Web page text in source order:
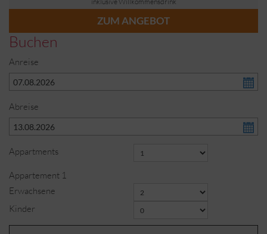
ZUM ANGEBOT
Buchen
Anreise
Abreise
Appartments
Appartement 1
Erwachsene
Kinder